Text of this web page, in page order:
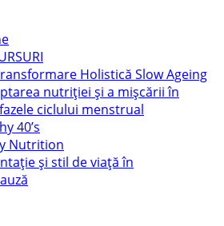
Holistică Slow Ageing
nutriției și a mișcării în
ciclului menstrual
40’s
Nutrition
și stil de viață în